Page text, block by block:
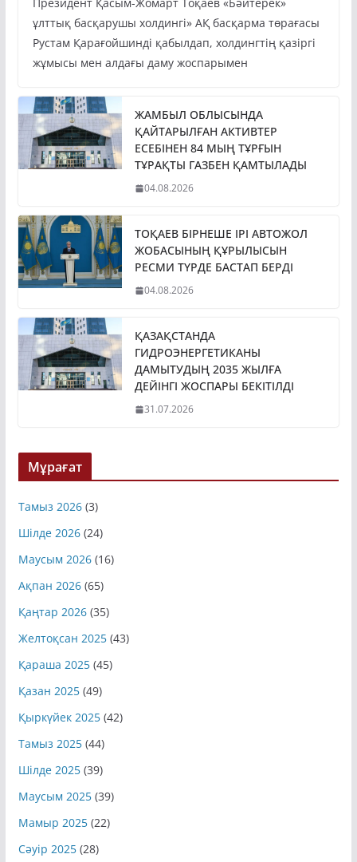
Президент Қасым-Жомарт Тоқаев «Бәйтерек»
ұлттық басқарушы холдингі» АҚ басқарма төрағасы
Рустам Қарағойшинді қабылдап, холдингтің қазіргі
жұмысы мен алдағы даму жоспарымен
ЖАМБЫЛ ОБЛЫСЫНДА
ҚАЙТАРЫЛҒАН АКТИВТЕР
ЕСЕБІНЕН 84 МЫҢ ТҰРҒЫН
ТҰРАҚТЫ ГАЗБЕН ҚАМТЫЛАДЫ
04.08.2026
ТОҚАЕВ БІРНЕШЕ ІРІ АВТОЖОЛ
ЖОБАСЫНЫҢ ҚҰРЫЛЫСЫН
РЕСМИ ТҮРДЕ БАСТАП БЕРДІ
04.08.2026
ҚАЗАҚСТАНДА
ГИДРОЭНЕРГЕТИКАНЫ
ДАМЫТУДЫҢ 2035 ЖЫЛҒА
ДЕЙІНГІ ЖОСПАРЫ БЕКІТІЛДІ
31.07.2026
Мұрағат
Тамыз 2026(3)
Шілде 2026(24)
Маусым 2026(16)
Ақпан 2026(65)
Қаңтар 2026(35)
Желтоқсан 2025(43)
Қараша 2025(45)
Қазан 2025(49)
Қыркүйек 2025(42)
Тамыз 2025(44)
Шілде 2025(39)
Маусым 2025(39)
Мамыр 2025(22)
Сәуір 2025(28)